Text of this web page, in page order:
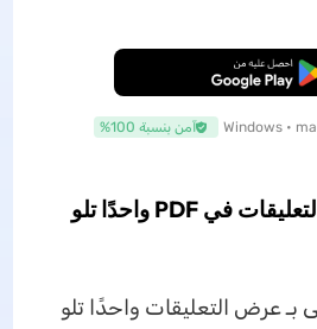
تنزيل مجاني
Windows • آمن بنسبة 100%
الطريقة 1. عرض التعليقات في PDF واحدًا تلو
بـ عرض التعليقات واحدًا تلو